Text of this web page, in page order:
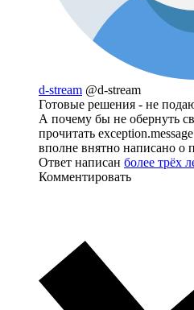
d-stream @d-stream
Готовые решения - не
А почему бы не обернуть
прочитать
вполне внятно написано о
Ответ написан более трёх
Комментировать